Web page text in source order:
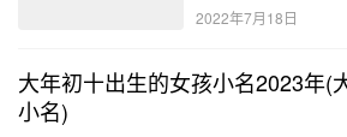
2022年7月18日
大年初十出生的女孩小名2023年(
小名)